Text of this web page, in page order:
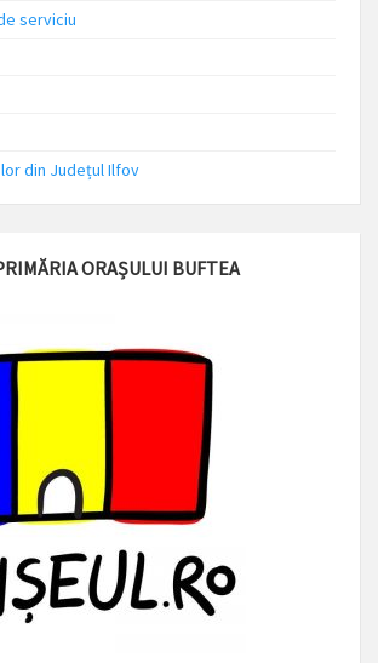
serviciu
din Județul Ilfov
ORAȘULUI BUFTEA